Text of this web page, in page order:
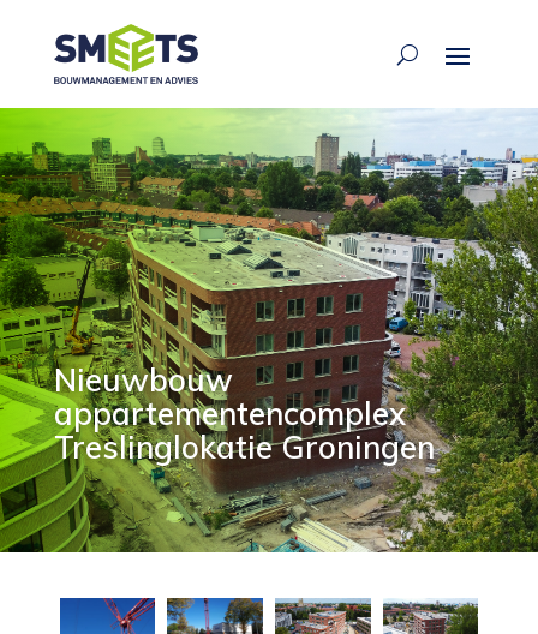
Nieuwbouw
appartementencomplex
Treslinglokatie Groningen